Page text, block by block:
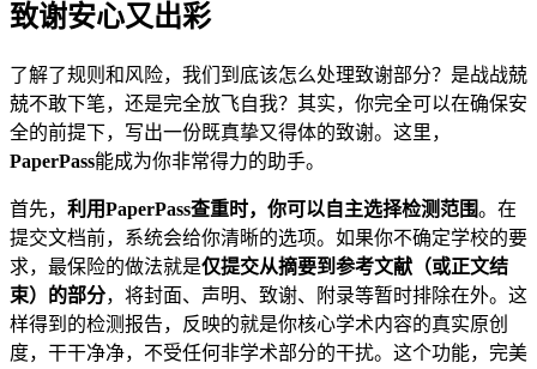
致谢安心又出彩
了解了规则和风险，我们到底该怎么处理致谢部分？是战战兢
兢不敢下笔，还是完全放飞自我？其实，你完全可以在确保安
全的前提下，写出一份既真挚又得体的致谢。这里，
PaperPass能成为你非常得力的助手。
首先， 利用PaperPass查重时，你可以自主选择检测范围。在
提交文档前，系统会给你清晰的选项。如果你不确定学校的要
求，最保险的做法就是仅提交从摘要到参考文献（或正文结
束）的部分，将封面、声明、致谢、附录等暂时排除在外。这
样得到的检测报告，反映的就是你核心学术内容的真实原创
度，干干净净，不受任何非学术部分的干扰。这个功能，完美